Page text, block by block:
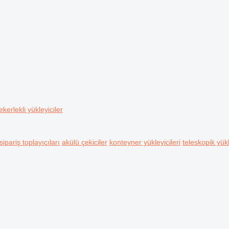
yükleyiciler
toplayıcıları akülü çekiciler konteyner yükleyicileri teleskopik